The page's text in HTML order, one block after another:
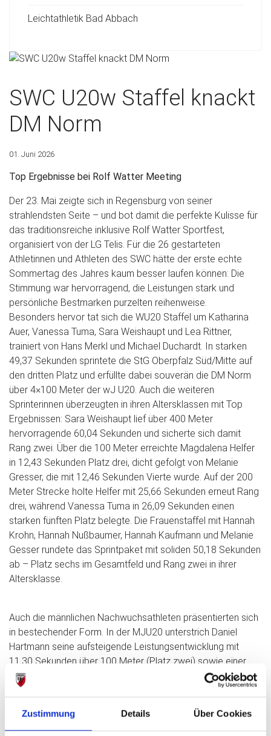
Zustimmung Details Über Cookies
Leichtathletik Bad Abbach
SWC U20w Staffel knackt
DM Norm
01. Juni 2026
Top Ergebnisse bei Rolf Watter Meeting
Der 23. Mai zeigte sich in Regensburg von seiner
strahlendsten Seite – und bot damit die perfekte Kulisse für
das traditionsreiche inklusive Rolf Watter Sportfest,
organisiert von der LG Telis. Für die 26 gestarteten
Athletinnen und Athleten des SWC hätte der erste echte
Sommertag des Jahres kaum besser laufen können: Die
Stimmung war hervorragend, die Leistungen stark und
persönliche Bestmarken purzelten reihenweise.
Besonders hervor tat sich die WU20 Staffel um Katharina
Auer, Vanessa Tuma, Sara Weishaupt und Lea Rittner,
trainiert von Hans Merkl und Michael Duchardt. In starken
49,37 Sekunden sprintete die StG Oberpfalz Süd/Mitte auf
den dritten Platz und erfüllte dabei souverän die DM Norm
über 4×100 Meter der wJ U20. Auch die weiteren
Sprinterinnen überzeugten in ihren Altersklassen mit Top
Ergebnissen: Sara Weishaupt lief über 400 Meter
hervorragende 60,04 Sekunden und sicherte sich damit
Rang zwei. Über die 100 Meter erreichte Magdalena Helfer
in 12,43 Sekunden Platz drei, dicht gefolgt von Melanie
Gresser, die mit 12,46 Sekunden Vierte wurde. Auf der 200
Meter Strecke holte Helfer mit 25,66 Sekunden erneut Rang
drei, während Vanessa Tuma in 26,09 Sekunden einen
starken fünften Platz belegte. Die Frauenstaffel mit Hannah
Krohn, Hannah Nußbaumer, Hannah Kaufmann und Melanie
Gesser rundete das Sprintpaket mit soliden 50,18 Sekunden
ab – Platz sechs im Gesamtfeld und Rang zwei in ihrer
Altersklasse.
Auch die männlichen Nachwuchsathleten präsentierten sich
in bestechender Form. In der MJU20 unterstrich Daniel
Hartmann seine aufsteigende Leistungsentwicklung mit
11,30 Sekunden über 100 Meter (Platz zwei) sowie einer
neuen persönlichen Bestzeit von 22,72 Sekunden über
200 Meter. Anton Reisinger (M15) freute sich ebenfalls über
über 800 Meter in 2:19,36 Minuten auf einen starken vierten